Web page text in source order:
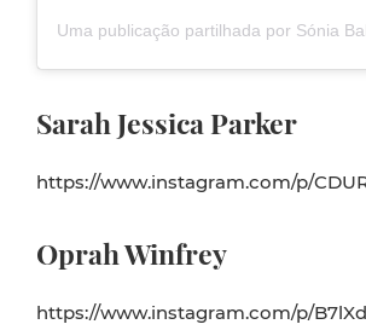
Sarah Jessica Parker
https://www.instagram.com/p/
Oprah Winfrey
https://www.instagram.com/p/